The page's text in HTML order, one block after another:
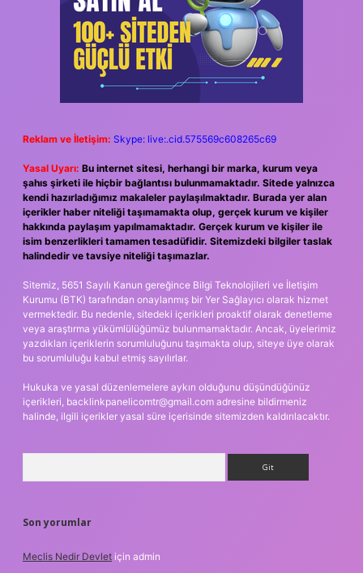
Reklam ve İletişim: Skype: live:.cid.575569c608265c69
Yasal Uyarı: Bu internet sitesi, herhangi bir marka, kurum veya
şahıs şirketi ile hiçbir bağlantısı bulunmamaktadır. Sitede yalnızca
kendi hazırladığımız makaleler paylaşılmaktadır. Burada yer alan
içerikler haber niteliği taşımamakta olup, gerçek kurum ve kişiler
hakkında paylaşım yapılmamaktadır. Gerçek kurum ve kişiler ile
isim benzerlikleri tamamen tesadüfidir. Sitemizdeki bilgiler taslak
halindedir ve tavsiye niteliği taşımazlar.
Sitemiz, 5651 Sayılı Kanun gereğince Bilgi Teknolojileri ve İletişim
Kurumu (BTK) tarafından onaylanmış bir Yer Sağlayıcı olarak hizmet
vermektedir. Bu nedenle, sitedeki içerikleri proaktif olarak denetleme
veya araştırma yükümlülüğümüz bulunmamaktadır. Ancak, üyelerimiz
yazdıkları içeriklerin sorumluluğunu taşımakta olup, siteye üye olarak
bu sorumluluğu kabul etmiş sayılırlar.
Hukuka ve yasal düzenlemelere aykırı olduğunu düşündüğünüz
içerikleri, backlinkpanelicomtr@gmail.com adresine bildirmeniz
halinde, ilgili içerikler yasal süre içerisinde sitemizden kaldırılacaktır.
Son yorumlar
Meclis Nedir Devlet için admin